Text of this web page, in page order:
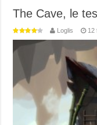
The Cave, le
Loglis 12